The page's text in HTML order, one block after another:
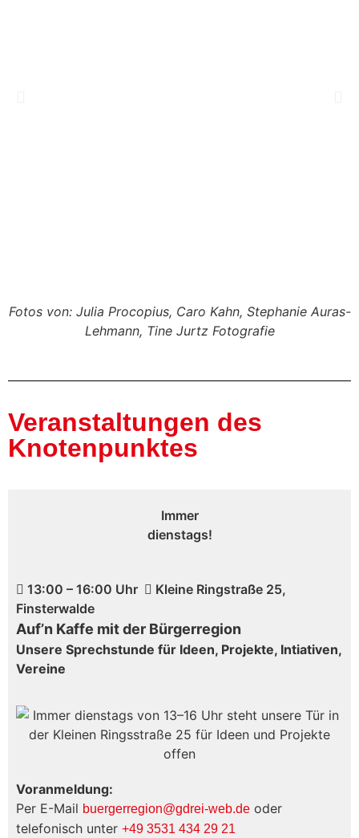
Fotos von: Julia Procopius, Caro Kahn, Stephanie Auras-
Lehmann, Tine Jurtz Fotografie
Veranstaltungen des
Knotenpunktes
Immer
dienstags!
13:00 – 16:00 Uhr
Kleine Ringstraße 25,
Finsterwalde
Auf’n Kaffe mit der Bürgerregion
Unsere Sprechstunde für Ideen, Projekte, Intiativen,
Vereine
Voranmeldung:
Per E-Mail buergerregion@gdrei-web.de oder
telefonisch unter +49 3531 434 29 21